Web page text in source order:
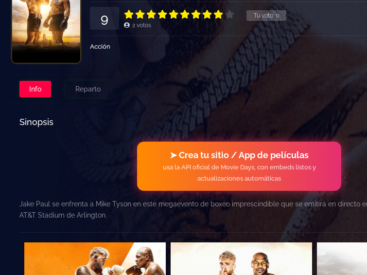
Tu voto: 0
9 2 votos
Acción
Info Reparto
Sinopsis
➤ Crea tu sitio / App de películas
usa la API oficial de Movie Days, con embeds listos y
actualizaciones automáticas
Jake Paul se enfrenta a Mike Tyson en este megaevento de boxeo imprescindible que se emitirá en directo
AT&T Stadium de Arlington.